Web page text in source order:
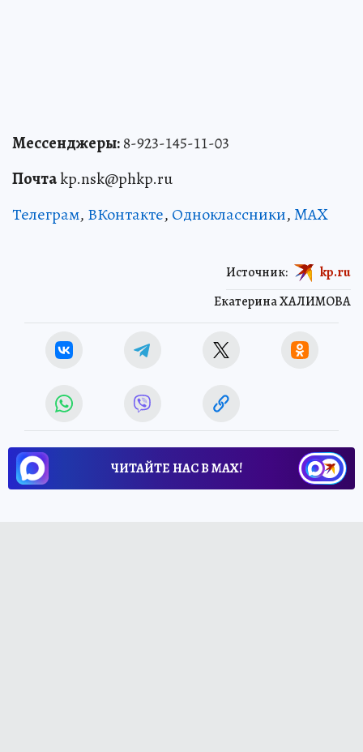
Мессенджеры:8-923-145-11-03
Почтаkp.nsk@phkp.ru
Телеграм, ВКонтакте, Одноклассники,MAX
Екатерина ХАЛИМОВА
Источник: kp.ru
ЧИТАЙТЕ НАС В МАХ!